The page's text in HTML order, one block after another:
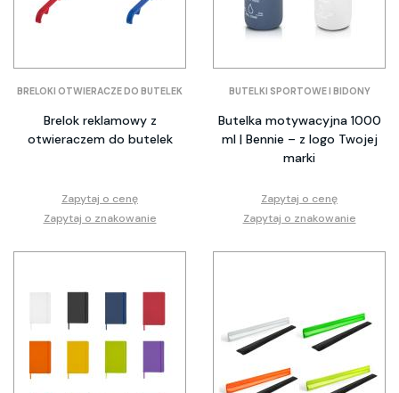
BRELOKI OTWIERACZE DO BUTELEK
Brelok reklamowy z
otwieraczem do butelek
Zapytaj o cenę
Zapytaj o znakowanie
BUTELKI SPORTOWE I BIDONY
Butelka motywacyjna 1000
ml | Bennie – z logo Twojej
marki
Zapytaj o cenę
Zapytaj o znakowanie